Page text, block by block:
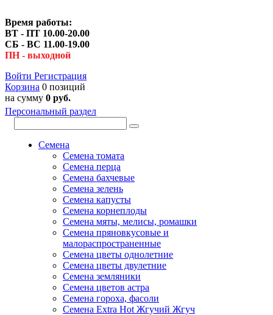
Время работы:
ВТ - ПТ 10.00-20.00
СБ - ВС 11.00-19.00
ПН - выходной
Войти Регистрация
Корзина 0 позиций
на сумму 0 руб.
Персональный раздел
Семена
Семена томата
Семена перца
Семена бахчевые
Семена зелень
Семена капусты
Семена корнеплоды
Семена мяты, мелисы, ромашки
Семена пряновкусовые и
малораспространенные
Семена цветы однолетние
Семена цветы двулетние
Семена земляники
Семена цветов астра
Семена гороха, фасоли
Семена Extra Hot Жгучий Жгуч